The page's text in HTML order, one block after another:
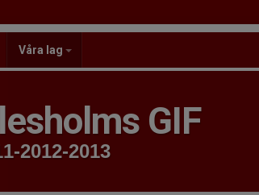
Våra lag
GIF
2012-2013